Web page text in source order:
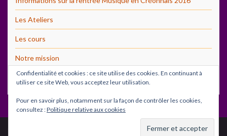
Les Ateliers
Les cours
Notre mission
Photos
Confidentialité et cookies : ce site utilise des cookies. En continuant à
utiliser ce site Web, vous acceptez leur utilisation.
Pour en savoir plus, notamment sur la façon de contrôler les cookies,
consultez :Politique relative aux cookies